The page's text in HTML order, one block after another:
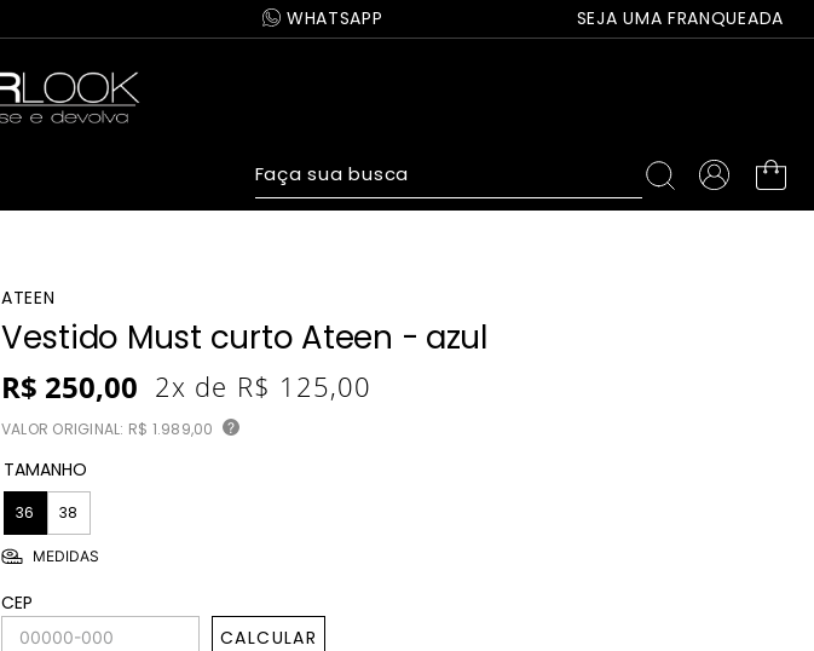
WHATSAPP SEJA UMA FRANQUEADA
Faça sua busca
ATEEN
Vestido Must curto Ateen - azul
R$ 250,00 2x de R$ 125,00
VALOR ORIGINAL: R$ 1.989,00 ?
TAMANHO
36 38
MEDIDAS
CEP
CALCULAR